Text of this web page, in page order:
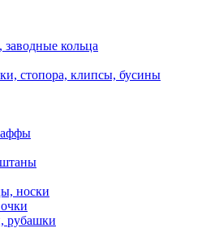
кольца
стопора, клипсы, бусины
носки
рубашки